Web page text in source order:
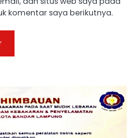
komentar saya berikutnya.